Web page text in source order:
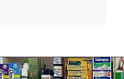
Collagen Innerb